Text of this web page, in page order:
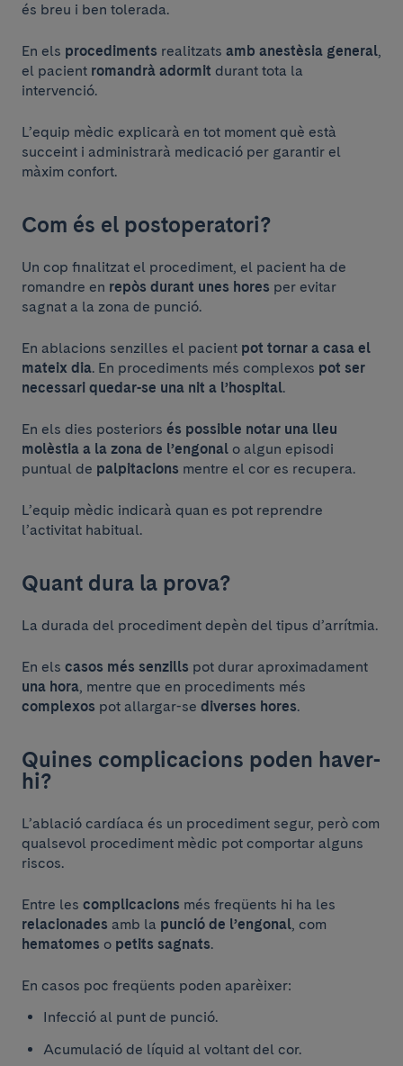
és breu i ben tolerada.
En els procediments realitzats amb anestèsia general,
el pacient romandrà adormit durant tota la
intervenció.
L’equip mèdic explicarà en tot moment què està
succeint i administrarà medicació per garantir el
màxim confort.
Com és el postoperatori?
Un cop finalitzat el procediment, el pacient ha de
romandre en repòs durant unes hores per evitar
sagnat a la zona de punció.
En ablacions senzilles el pacient pot tornar a casa el
mateix dia. En procediments més complexos pot ser
necessari quedar-se una nit a l’hospital.
En els dies posteriors és possible notar una lleu
molèstia a la zona de l’engonal o algun episodi
puntual de palpitacions mentre el cor es recupera.
L’equip mèdic indicarà quan es pot reprendre
l’activitat habitual.
Quant dura la prova?
La durada del procediment depèn del tipus d’arrítmia.
En els casos més senzills pot durar aproximadament
una hora, mentre que en procediments més
complexos pot allargar-se diverses hores.
Quines complicacions poden haver-
hi?
L’ablació cardíaca és un procediment segur, però com
qualsevol procediment mèdic pot comportar alguns
riscos.
Entre les complicacions més freqüents hi ha les
relacionades amb la punció de l’engonal, com
hematomes o petits sagnats.
En casos poc freqüents poden aparèixer:
Infecció al punt de punció.
Acumulació de líquid al voltant del cor.